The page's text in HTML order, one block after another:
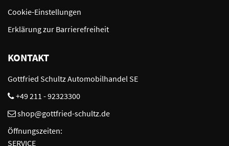
Cookie-Einstellungen
Erklärung zur Barrierefreiheit
KONTAKT
Gottfried Schultz Automobilhandel SE
+49 211 - 92323300
shop@gottfried-schultz.de
Öffnungszeiten:
SERVICE